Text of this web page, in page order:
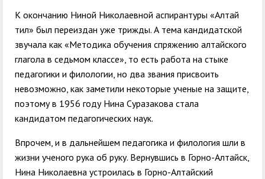
К окончанию Ниной Николаевной аспирантуры «Алтай
тил» был переиздан уже трижды. А тема кандидатской
звучала как «Методика обучения спряжению алтайского
глагола в седьмом классе», то есть работа на стыке
педагогики и филологии, но два звания присвоить
невозможно, как заметили некоторые ученые на защите,
поэтому в 1956 году Нина Суразакова стала
кандидатом педагогических наук.
Впрочем, и в дальнейшем педагогика и филология шли в
жизни ученого рука об руку. Вернувшись в Горно-Алтайск,
Нина Николаевна устроилась в Горно-Алтайский